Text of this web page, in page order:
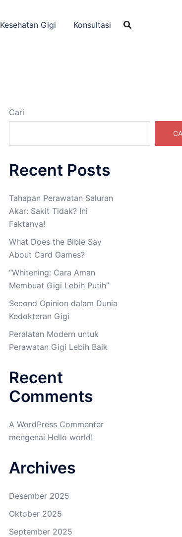
Kesehatan Gigi Konsultasi
Cari
Recent Posts
Tahapan Perawatan Saluran
Akar: Sakit Tidak? Ini
Faktanya!
What Does the Bible Say
About Card Games?
“Whitening: Cara Aman
Membuat Gigi Lebih Putih”
Second Opinion dalam Dunia
Kedokteran Gigi
Peralatan Modern untuk
Perawatan Gigi Lebih Baik
Recent
Comments
A WordPress Commenter
mengenai Hello world!
Archives
Desember 2025
Oktober 2025
September 2025